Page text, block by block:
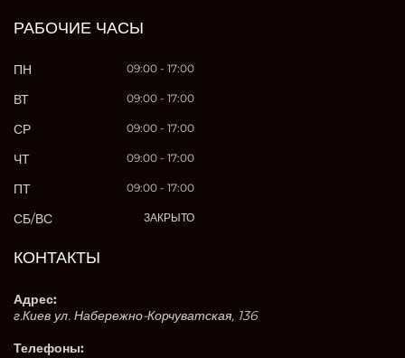
РАБОЧИЕ ЧАСЫ
ПН 09:00 - 17:00
ВТ 09:00 - 17:00
СР 09:00 - 17:00
ЧТ 09:00 - 17:00
ПТ 09:00 - 17:00
СБ/ВС ЗАКРЫТО
КОНТАКТЫ
Адрес:
г.Киев ул. Набережно-Корчуватская, 136
Телефоны: